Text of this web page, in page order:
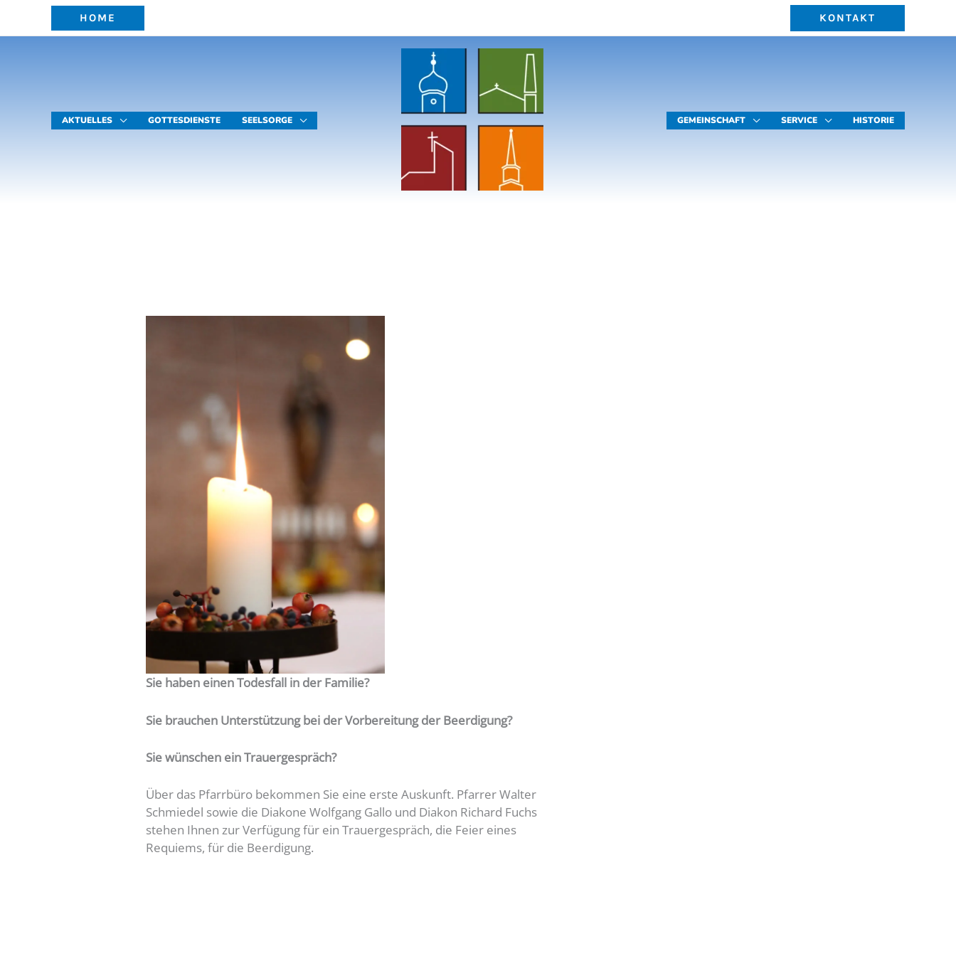
HOME KONTAKT
AKTUELLES GOTTESDIENSTE SEELSORGE GEMEINSCHAFT SERVICE HISTORIE
Sie haben einen Todesfall in der Familie?
Sie brauchen Unterstützung bei der Vorbereitung der Beerdigung?
Sie wünschen ein Trauergespräch?
Über das Pfarrbüro bekommen Sie eine erste Auskunft. Pfarrer Walter
Schmiedel sowie die Diakone Wolfgang Gallo und Diakon Richard Fuchs
stehen Ihnen zur Verfügung für ein Trauergespräch, die Feier eines
Requiems, für die Beerdigung.